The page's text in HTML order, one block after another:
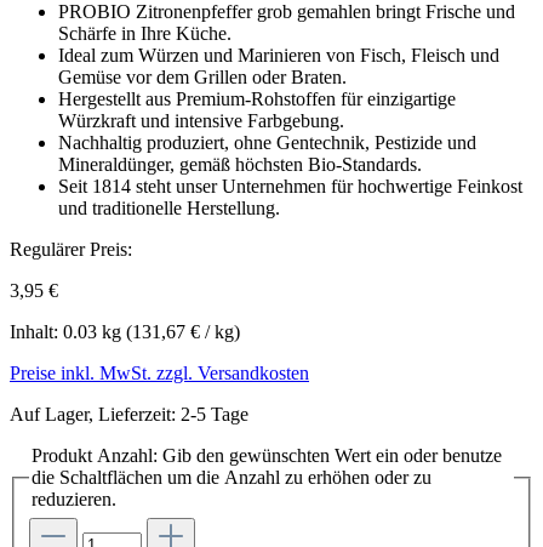
PROBIO Zitronenpfeffer grob gemahlen bringt Frische und
Schärfe in Ihre Küche.
Ideal zum Würzen und Marinieren von Fisch, Fleisch und
Gemüse vor dem Grillen oder Braten.
Hergestellt aus Premium-Rohstoffen für einzigartige
Würzkraft und intensive Farbgebung.
Nachhaltig produziert, ohne Gentechnik, Pestizide und
Mineraldünger, gemäß höchsten Bio-Standards.
Seit 1814 steht unser Unternehmen für hochwertige Feinkost
und traditionelle Herstellung.
Regulärer Preis:
3,95 €
Inhalt: 0.03 kg (131,67 € / kg)
Preise inkl. MwSt. zzgl. Versandkosten
Auf Lager, Lieferzeit: 2-5 Tage
Produkt Anzahl: Gib den gewünschten Wert ein oder benutze
die Schaltflächen um die Anzahl zu erhöhen oder zu
reduzieren.